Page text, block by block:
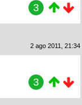
3
2 ago 2011, 21:34
3